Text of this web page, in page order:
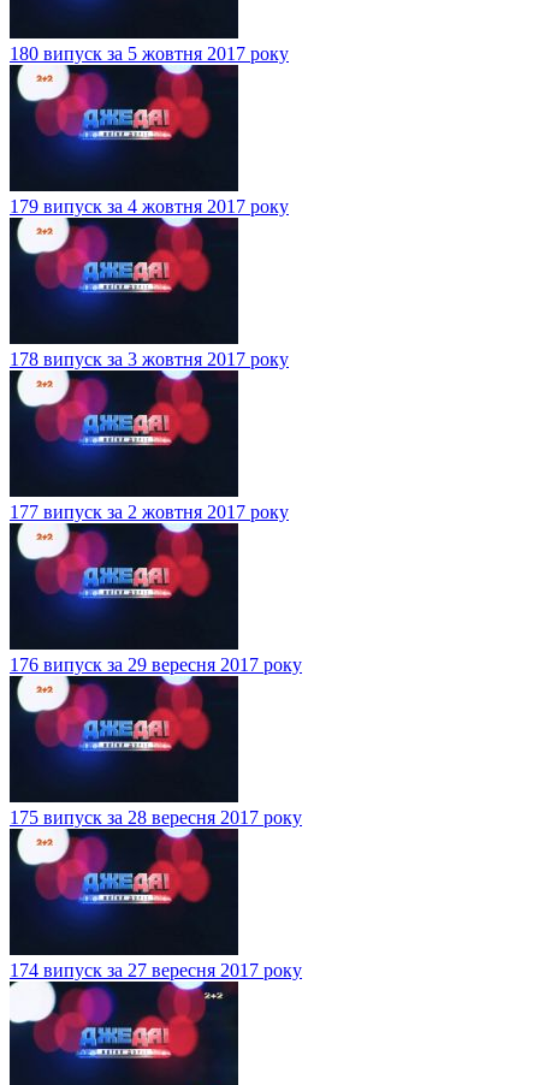
180 випуск за 5 жовтня 2017 року
179 випуск за 4 жовтня 2017 року
178 випуск за 3 жовтня 2017 року
177 випуск за 2 жовтня 2017 року
176 випуск за 29 вересня 2017 року
175 випуск за 28 вересня 2017 року
174 випуск за 27 вересня 2017 року